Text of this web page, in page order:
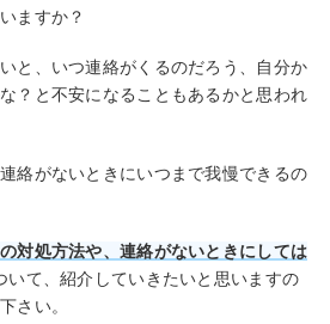
ますか？
と、いつ連絡がくるのだろう、自分か
？と不安になることもあるかと思われ
絡がないときにいつまで我慢できるの
対処方法や、連絡がないときにしては
いて、紹介していきたいと思いますの
さい。